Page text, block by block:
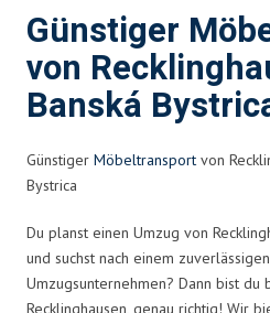
Günstiger
von
Banská
Günstiger Möbeltransport von
Bystrica
Du planst einen Umzug von
und suchst nach einem
Umzugsunternehmen? Dann bist du
Recklinghausen, genau richtig! Wir